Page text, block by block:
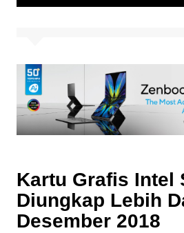
Kartu Grafis Intel
Diungkap Lebih
Desember 2018